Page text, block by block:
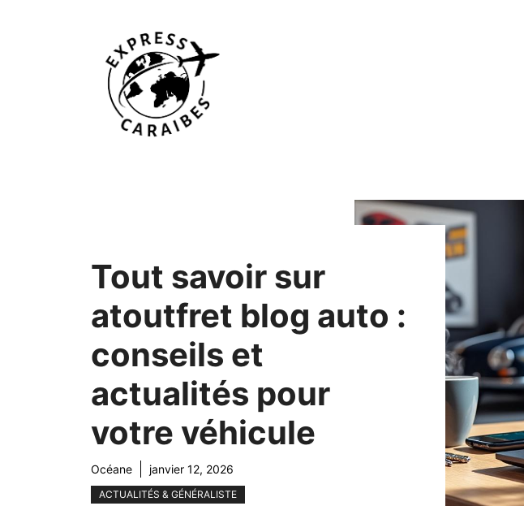
Tout savoir sur
atoutfret blog auto :
conseils et
actualités pour
votre véhicule
Océane janvier 12, 2026
ACTUALITÉS & GÉNÉRALISTE